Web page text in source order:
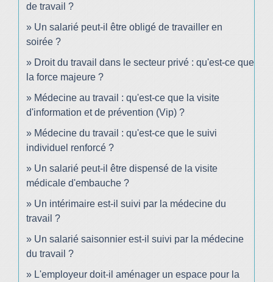
de travail ?
Un salarié peut-il être obligé de travailler en
soirée ?
Droit du travail dans le secteur privé : qu'est-ce que
la force majeure ?
Médecine au travail : qu'est-ce que la visite
d'information et de prévention (Vip) ?
Médecine du travail : qu'est-ce que le suivi
individuel renforcé ?
Un salarié peut-il être dispensé de la visite
médicale d'embauche ?
Un intérimaire est-il suivi par la médecine du
travail ?
Un salarié saisonnier est-il suivi par la médecine
du travail ?
L'employeur doit-il aménager un espace pour la